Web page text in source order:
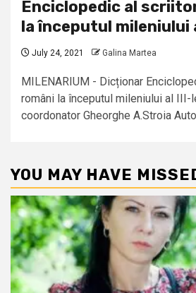
Enciclopedic al
la începutul mileniului
July 24, 2021 Galina Martea
MILENARIUM - Dicționar
români la începutul mileniului al III-
coordonator Gheorghe A.Stroia
YOU MAY HAVE